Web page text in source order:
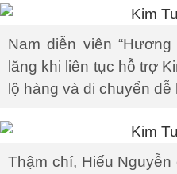
Nam diễn viên
lăng khi liên tục hỗ trợ
lộ hàng và di chuyển
Thậm chí, Hiếu